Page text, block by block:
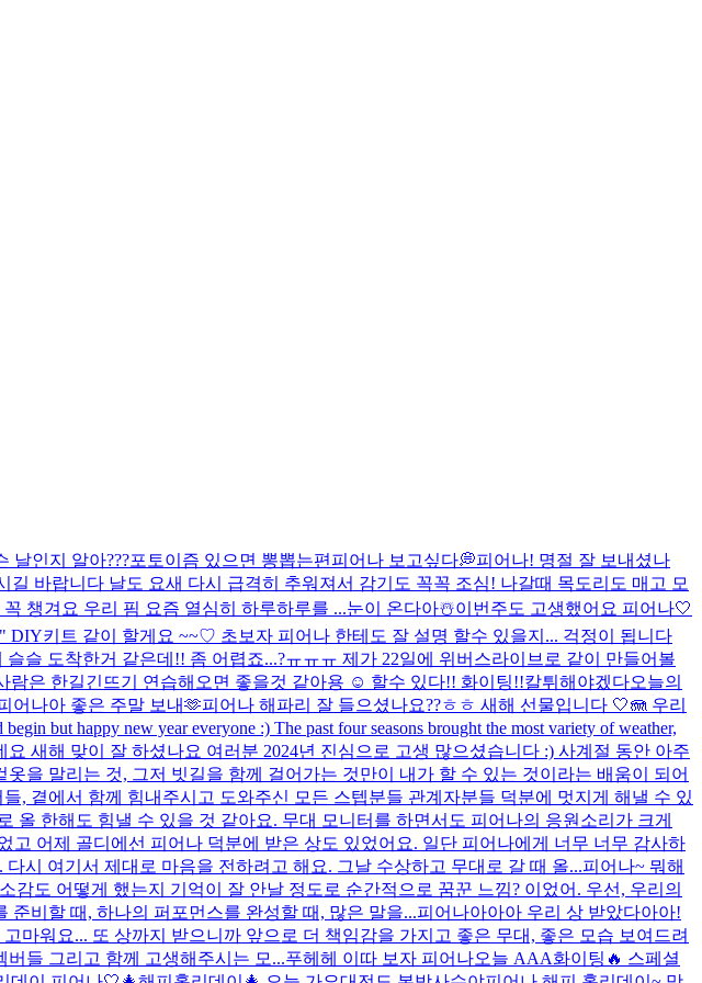
날인지 알아???포토이즘 있으면 뽕뽑는편 피어나 보고싶다💭피어나! 명절 잘 보내셨나
바랍니다 날도 요새 다시 급격히 추워져서 감기도 꼭꼭 조심! 나갈때 목도리도 매고 모
챙겨요 우리 핌 요즘 열심히 하루하루를 ...눈이 온다아☃️​이번주도 고생했어요 피어나🤍
DIY키트 같이 할게요 ~~♡ 초보자 피어나 한테도 잘 설명 할수 있을지... 걱정이 됩니다
슬슬 도착한거 같은데!! 좀 어렵죠...?ㅠㅠㅠ 제가 22일에 위버스라이브로 같이 만들어볼
람은 한길긴뜨기 연습해오면 좋을것 같아용 ☺️ 할수 있다!! 화이팅!!칼튀해야겠다오늘의
어나아 좋은 주말 보내🫶피어나 해파리 잘 들으셨나요??ㅎㅎ 새해 선물입니다 🤍🪼 우리
but happy new year everyone :) The past four seasons brought the most variety of weather,
새해 맞이 잘 하셨나요 여러분 2024년 진심으로 고생 많으셨습니다 :) 사계절 동안 아주
을 말리는 것, 그저 빗길을 함께 걸어가는 것만이 내가 할 수 있는 것이라는 배움이 되어
, 곁에서 함께 힘내주시고 도와주신 모든 스텝분들 관계자분들 덕분에 멋지게 해낼 수 있
한해도 힘낼 수 있을 것 같아요. 무대 모니터를 하면서도 피어나의 응원소리가 크게
어제 골디에선 피어나 덕분에 받은 상도 있었어요. 일단 피어나에게 너무 너무 감사하
시 여기서 제대로 마음을 전하려고 해요. 그날 수상하고 무대로 갈 때 올...피어나~ 뭐해
도 어떻게 했는지 기억이 잘 안날 정도로 순간적으로 꿈꾼 느낌? 이었어. 우선, 우리의
비할 때, 하나의 퍼포먼스를 완성할 때, 많은 말을...피어나아아아 우리 상 받았다아아!
마워요... 또 상까지 받으니까 앞으로 더 책임감을 가지고 좋은 무대, 좋은 모습 보여드려
들 그리고 함께 고생해주시는 모...푸헤헤 이따 보자 피어나오늘 AAA화이팅🔥 스페셜